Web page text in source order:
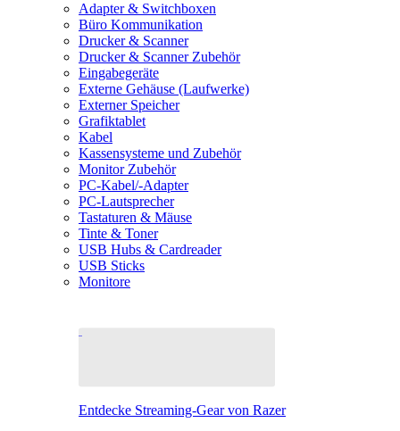
Adapter & Switchboxen
Büro Kommunikation
Drucker & Scanner
Drucker & Scanner Zubehör
Eingabegeräte
Externe Gehäuse (Laufwerke)
Externer Speicher
Grafiktablet
Kabel
Kassensysteme und Zubehör
Monitor Zubehör
PC-Kabel/-Adapter
PC-Lautsprecher
Tastaturen & Mäuse
Tinte & Toner
USB Hubs & Cardreader
USB Sticks
Monitore
Entdecke Streaming-Gear von Razer